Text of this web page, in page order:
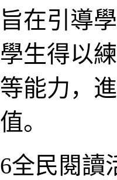
在引導
生得以
能力，
。
全民閱讀